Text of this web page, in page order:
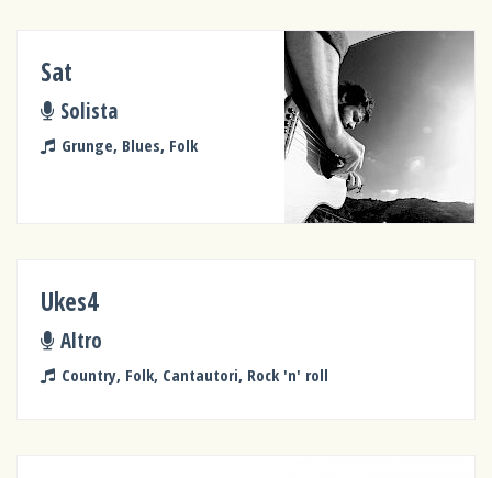
Sat
Solista
Grunge, Blues, Folk
Ukes4
Altro
Country, Folk, Cantautori, Rock 'n' roll